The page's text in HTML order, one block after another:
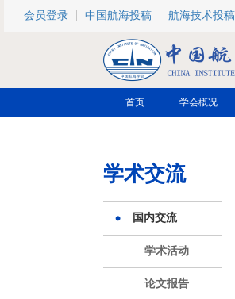
跳转到主要内容
会员登录 中国航海投稿 航海技术投稿
首页 学会概况
学术交流
国内交流
学术活动
论文报告